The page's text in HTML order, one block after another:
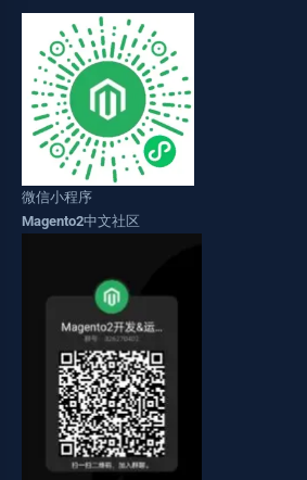
微信小程序
Magento2中文社区